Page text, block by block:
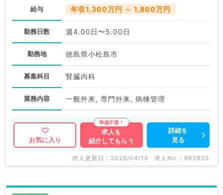
給与 年収1,300万円 ～ 1,800万円
勤務日数 週4.00日〜5.00日
勤務地 徳島県小松島市
募集科目 腎臓内科
業務内容 一般外来, 専門外来, 病棟管理
お気に入り
求人を
紹介してもらう
詳細を
見る
求人更新日 : 2026/04/15 求人No. : 963835